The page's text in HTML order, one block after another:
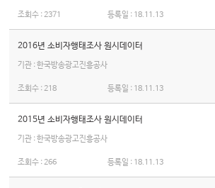
조회수 :2371 등록일 : 18.11.13
2016년 소비자행태조사 원시데이터
기관 : 한국방송광고진흥공사
조회수 :218 등록일 : 18.11.13
2015년 소비자행태조사 원시데이터
기관 : 한국방송광고진흥공사
조회수 :266 등록일 : 18.11.13